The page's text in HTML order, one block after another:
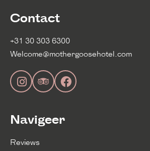
Contact
+31 30 303 6300
Welcome@mothergoosehotel.com
Navigeer
Reviews